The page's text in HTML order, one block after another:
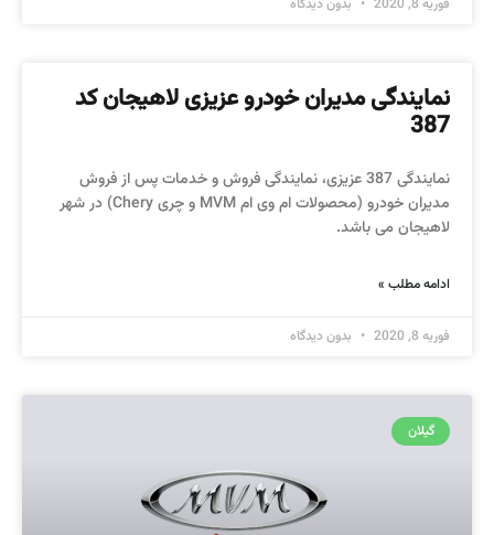
فوریه 8, 2020 بدون دیدگاه
نمایندگی مدیران خودرو عزیزی لاهیجان کد
387
نمایندگی 387 عزیزی، نمایندگی فروش و خدمات پس از فروش
مدیران خودرو (محصولات ام وی ام MVM و چری Chery) در شهر
لاهیجان می باشد.
ادامه مطلب »
فوریه 8, 2020 بدون دیدگاه
گیلان